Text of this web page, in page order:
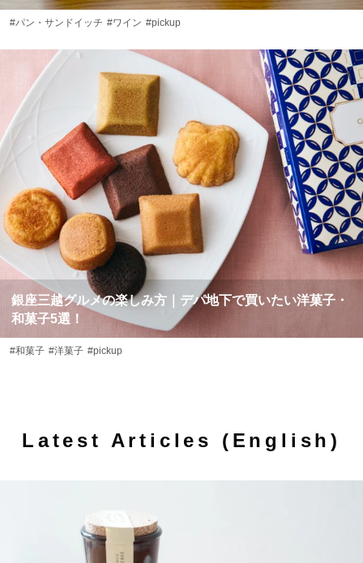
#パン・サンドイッチ #ワイン #pickup
銀座三越グルメの楽しみ方｜デパ地下で買いたい洋菓子・
和菓子5選！
#和菓子 #洋菓子 #pickup
Latest Articles (English)